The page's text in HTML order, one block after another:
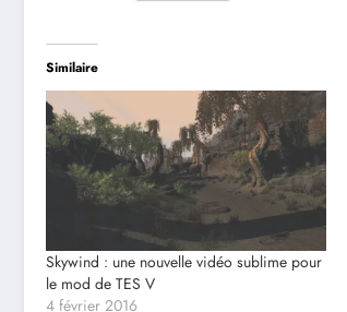
Similaire
Skywind : une nouvelle vidéo sublime pour
le mod de TES V
4 février 2016